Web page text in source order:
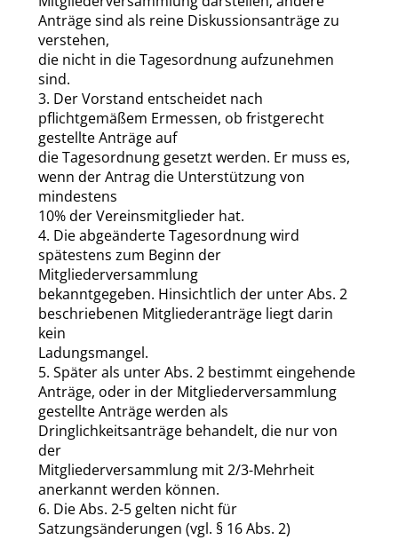
Anträge sind als reine Diskussionsanträge zu
verstehen,
die nicht in die Tagesordnung aufzunehmen
sind.
3. Der Vorstand entscheidet nach
pflichtgemäßem Ermessen, ob fristgerecht
gestellte Anträge auf
die Tagesordnung gesetzt werden. Er muss es,
wenn der Antrag die Unterstützung von
mindestens
10% der Vereinsmitglieder hat.
4. Die abgeänderte Tagesordnung wird
spätestens zum Beginn der
Mitgliederversammlung
bekanntgegeben. Hinsichtlich der unter Abs. 2
beschriebenen Mitgliederanträge liegt darin
kein
Ladungsmangel.
5. Später als unter Abs. 2 bestimmt eingehende
Anträge, oder in der Mitgliederversammlung
gestellte Anträge werden als
Dringlichkeitsanträge behandelt, die nur von
der
Mitgliederversammlung mit 2/3-Mehrheit
anerkannt werden können.
6. Die Abs. 2-5 gelten nicht für
Satzungsänderungen (vgl. § 16 Abs. 2)